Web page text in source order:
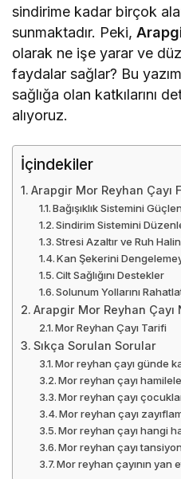
sindirime kadar birçok
sunmaktadır. Peki,
olarak ne işe yarar ve
faydalar sağlar? Bu
sağlığa olan katkılarını
alıyoruz.
İçindekiler
Arapgir Mor Reyhan Çayı
Bağışıklık Sistemini
Sindirim Sistemini
Stresi Azaltır ve Ruh
Kan Şekerini
Cilt Sağlığını Destekler
Solunum Yollarını
Arapgir Mor Reyhan Çayı
Mor Reyhan Çayı Tarifi
Sıkça Sorulan Sorular
Mor reyhan çayı günde
Mor reyhan çayı
Mor reyhan çayı
Mor reyhan çayı
Mor reyhan çayı hangi
Mor reyhan çayı
Mor reyhan çayının yan